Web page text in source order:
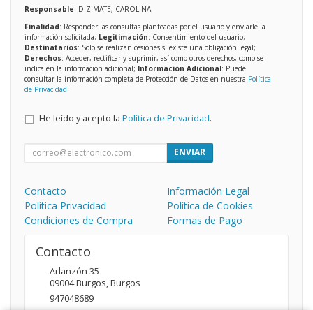
Responsable: DIZ MATE, CAROLINA
Finalidad: Responder las consultas planteadas por el usuario y enviarle la
información solicitada; Legitimación: Consentimiento del usuario;
Destinatarios: Solo se realizan cesiones si existe una obligación legal;
Derechos: Acceder, rectificar y suprimir, así como otros derechos, como se
indica en la información adicional; Información Adicional: Puede
consultar la información completa de Protección de Datos en nuestra Política
de Privacidad
He leído y acepto la Política de Privacidad.
ENVIAR
Contacto
Información Legal
Política Privacidad
Política de Cookies
Condiciones de Compra
Formas de Pago
Contacto
Arlanzón 35
09004Burgos,Burgos
947048689